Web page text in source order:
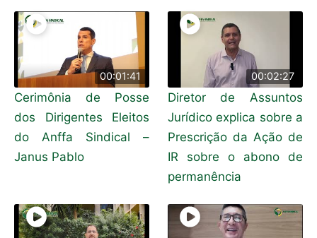
00:01:41
Cerimônia de Posse
dos Dirigentes Eleitos
do Anffa Sindical –
Janus Pablo
00:02:27
Diretor de Assuntos
Jurídico explica sobre a
Prescrição da Ação de
IR sobre o abono de
permanência